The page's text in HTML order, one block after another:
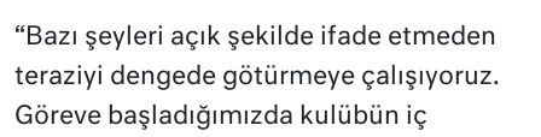
“Bazı şeyleri açık şekilde ifade etmeden
teraziyi dengede götürmeye çalışıyoruz.
Göreve başladığımızda kulübün iç